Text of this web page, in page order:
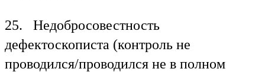
25. Недобросовестность
дефектоскописта (контроль не
проводился/проводился не в полном